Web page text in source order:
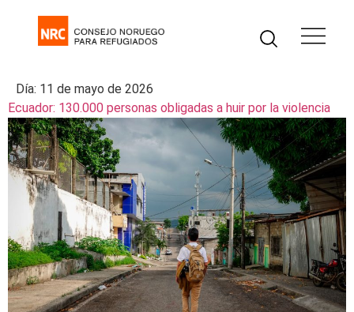
Día: 11 de mayo de 2026
Ecuador: 130.000 personas obligadas a huir por la violencia